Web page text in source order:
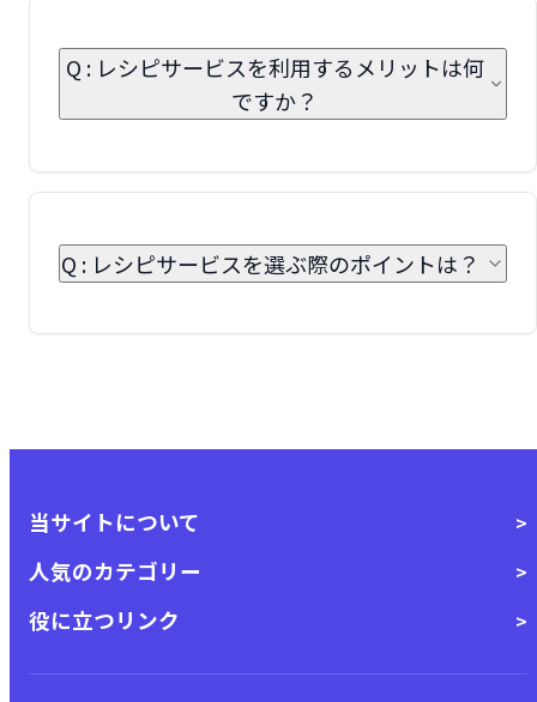
Q : レシピサービスを利用するメリットは何
ですか？
Q : レシピサービスを選ぶ際のポイントは？
当サイトについて
人気のカテゴリー
役に立つリンク